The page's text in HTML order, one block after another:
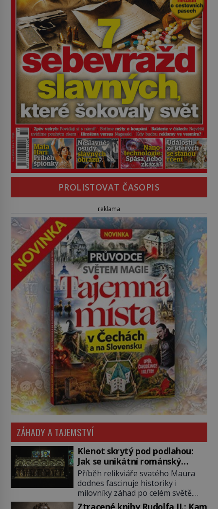
PROLISTOVAT ČASOPIS
reklama
ZÁHADY A TAJEMSTVÍ
Klenot skrytý pod podlahou:
Jak se unikátní románský
poklad dostal do zapadlého
Bečova?
Příběh relikviáře svatého Maura
dodnes fascinuje historiky i
milovníky záhad po celém světě.
Tato románská zlatnická památka
Ztracené knihy Rudolfa II.: Kam